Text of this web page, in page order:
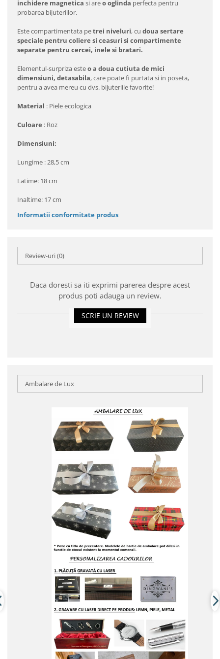
inchidere magnetica si areo oglinda perfecta pentru
probarea bijuteriilor.
Este compartimentata petrei niveluri, cu doua sertare
speciale pentru coliere si ceasuri si compartimente
separate pentru cercei, inele si bratari.
Elementul-surpriza esteo a doua cutiuta de mici
dimensiuni, detasabila, care poate fi purtata si in poseta,
pentru a avea mereu cu dvs. bijuteriile favorite!
Material : Piele ecologica
Culoare : Roz
Dimensiuni:
Lungime : 28,5 cm
Latime: 18 cm
Inaltime: 17 cm
Informatii conformitate produs
Review-uri(0)
Daca doresti sa iti exprimi parerea despre acest
produs poti adauga un review.
SCRIE UN REVIEW
Ambalare de Lux